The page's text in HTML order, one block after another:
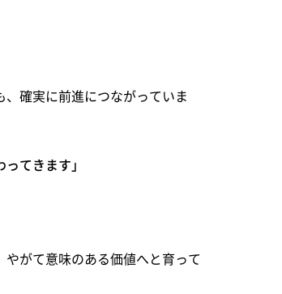
確実に前進につながっていま
てきます」
がて意味のある価値へと育って